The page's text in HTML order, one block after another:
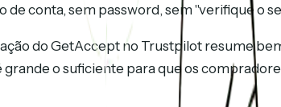
conta, sem password, sem "verifique o
do GetAccept no Trustpilot resume
o suficiente para que os